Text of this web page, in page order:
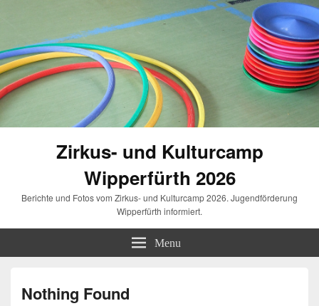
Zirkus- und Kulturcamp
Wipperfürth 2026
Berichte und Fotos vom Zirkus- und Kulturcamp 2026. Jugendförderung
Wipperfürth informiert.
Menu
Nothing Found